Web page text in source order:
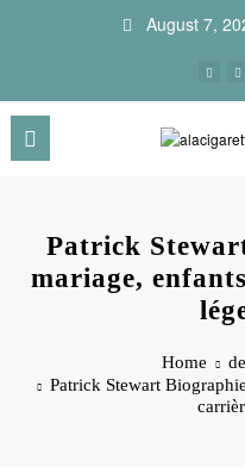
August 7,
Patrick
mariage,
Home
Patrick Stewart